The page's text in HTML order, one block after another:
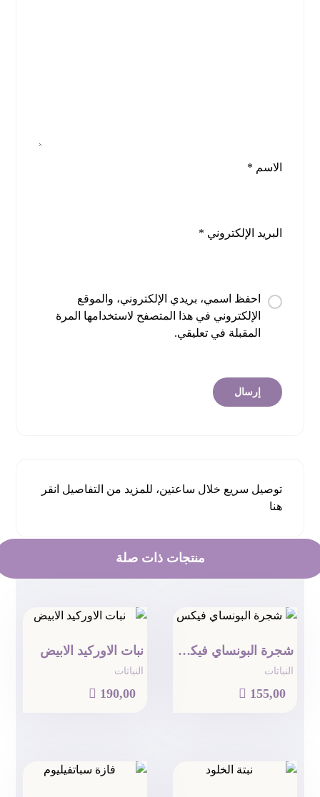
الاسم *
البريد الإلكتروني *
احفظ اسمي، بريدي الإلكتروني، والموقع
الإلكتروني في هذا المتصفح لاستخدامها المرة
المقبلة في تعليقي.
توصيل سريع خلال ساعتين، للمزيد من التفاصيل انقر
هنا
منتجات ذات صلة
شجرة البونساي فيكس
النباتات
 155,00
نبات الاوركيد الابيض
النباتات
 190,00